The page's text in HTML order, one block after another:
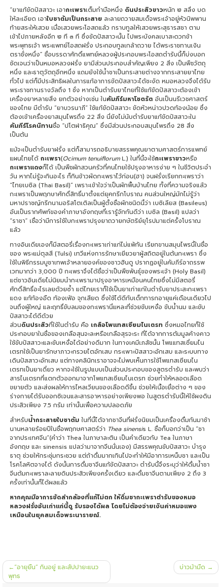
“ยาแก้ขัดปัสสาวะ เอากะเพราเต็มกำมือหนึ่ง ดินประสิวขาวหนัก ๒ สลึง บด
ให้ละเอียด เอาใบชาต้มเป็นกระสาย ละลายถวายสมเด็จพระเจ้าอยู่หัวนิพพาน
ท้ายสระให้เสวย เมื่อเสวยพระโอสถแล้ว กราบทูลให้เสวยพระสุธารสชา ตาม
เข้าไปภายหลังอีก ๒ ที ๓ ที ซึ่งขัดปัสสาวะนั้น ไปพระบังคลเบาสะดวกข้า
พระพุทธเจ้า พระแพทย์โอสถฝรั่ง ประกอบทูลเกล้าถวาย ได้พระราชทานเงิน
ตราชั่งหนึ่ง” ชื่อบรรดาศักดิ์แพทย์หลวงผู้ประกอบพระโอสถตำรับนี้ก็บ่งบอก
ชัดเจนว่าเป็นหมอหลวงฝรั่ง ยามีส่วนประกอบสำคัญเพียง 2 สิ่ง เป็นพืชวัตถุ
หนึ่ง และธาตุวัตถุอีกหนึ่ง แถมยังใช้น้ำชาเป็นกระสายต่างจากกระสายยาไทย
ทั่วไป แต่ก็มีประสิทธิผลในการแก้อาการขัดปัสสาวะได้ชะงัด หมอหลวงจึงได้รับ
พระราชทานรางวัลถึง 1 ชั่ง หากเป็นตำรับยาไทยที่ใช้แก้ขัดปัสสาวะต้องเข้า
เครื่องยาหลายสิ่ง ยกตัวอย่างเช่น ในคัมภีร์มหาโชตรัต อันเป็นนรีเวชศาสตร์
ของไทย มีตำรับ “ยาบวรนาภี” ใช้แก้ขัดปัสสาวะ ขัดหัวหน่าวปวดท้องน้อย ซึ่ง
ต้องเข้าเครื่องยาสมุนไพรถึง 22 สิ่ง นี่ยังไม่นับตำรับยาแก้ขัดปัสสาวะใน
คัมภีร์โรคนิทานชื่อ “ปโตฬาธิคุณ” ซึ่งมีส่วนประกอบสมุนไพรถึง 28 สิ่ง
เป็นต้น
แม้จะเป็นตำรับยาฝรั่ง แต่ก็สามารถอธิบายสรรพคุณยาตามศาสตร์การแพทย์
แผนไทยได้ กะเพรา(Ocimum tenuiflorumL.) ในที่นี้จะใช้กะเพราขาวหรือ
กะเพราแดงก็ได้ เป็นพืชผักสวนครัวที่คนไทยใช้ปรุงอาหารง่าย ๆ ในชีวิตประจำ
วัน หากไม่รู้จะกินอะไร ก็กินข้าวผัดกะเพราไว้ก่อน(ฮา) จนฝรั่งเรียกกะเพราว่า
“ไทยเบซิล (Thai Basil)” เพราะเข้าใจว่าเป็นผักพื้นบ้านไทย ทั้งที่ความจริงแล้ว
กะเพราเป็นพฤกษาศักดิ์สิทธิ์มาตั้งแต่ยุคกรีกโบราณ คนส่วนใหญ่มักไม่รู้ว่า
มหาปราชญ์กรีกนามอริสโตเติลเป็นผู้ตั้งชื่อผักชนิดนี้ว่า เบซิเลียส (Basileus)
อันเป็นรากศัพท์ของคำภาษาอังกฤษที่เรารู้จักกันดีว่า เบซิล (Basil) แปลว่า
“ราชา” เชื่อว่ามีการใช้ใบกะเพราปรุงยาถวายกษัตริย์ยุโรปมาแต่ครั้งโบราณ
แล้ว
ทางอินเดียเองก็มีสตอรี่เรื่องกะเพราเก่าแก่ไม่แพ้กัน เรียกขานสมุนไพรนี้ในชื่อ
ของ พระแม่ตุลสี (Tulsi) เทวีแห่งการรักษาเยียวยาผู้สถิตอยู่ในต้นกะเพรา ซึ่ง
ใช้ในพิธีกรรมบูชาเทพเจ้าหลายองค์ของชาวฮินดู ปรากฏอยู่ในคัมภีร์อาถรรพ
เวทมากว่า 3,000 ปี กะเพราจึงได้ชื่อว่าเป็นพืชพันธุ์ของพระเจ้า (Holy Basil)
แต่ชาวอินเดียไม่นิยมนำกะเพรามาปรุงอาหารเหมือนคนไทยซึ่งไม่มีสตอรี่
ศักดิ์สิทธิ์อะไรเลยด้วยซ้ำ แต่ไทยเราก็ใช้เป็นยาเก่าแก่ในตำรับยาประสะกะเพรา
แดง แก้ท้องอืด ท้องเฟ้อ จุกเสียด ซึ่งใช้ได้ดีกับเด็กทารกอายุแค่เดือนเดียวไป
จนถึงผู้ใหญ่ และฤทธิ์ขับลมของกะเพรานี่แหละที่ช่วยขับเหงื่อ ขับน้ำนม และขับ
ปัสสาวะได้ดีด้วย
ส่วนดินประสิวที่ใช้ในตำรับ คือ เกลือโพแทสเซียมไนเตรท ซึ่งหมอไทยก็ใช้
ประกอบยาในชื่อของเกลือสุนจะละหรือเกลือสุรจะระ ที่ได้จากการต้มมูลค้างคาว
ใช้ขับปัสสาวะและขับเหงื่อได้อย่างดีมาก ในทางเคมีเภสัชนั้น โพแแทสเซี่ยมไน
เตรทใช้เป็นยารักษาภาวะกรวยไตอักเสบ กระเพาะปัสสาวะอักเสบ และระบบทาง
เดินปัสสาวะอักเสบ แต่ทางคลินิกเราอาจจะไม่พบเห็นการใช้โพแทสเซียมไน
เตรทเป็นยาเดี่ยว หากจะใช้ในรูปแบบเป็นส่วนประกอบของสูตรตำรับ และพบว่า
สารไนเตรทที่แตกตัวออกมาจากโพแทสเซียมไนเตรท ช่วยทำให้หลอดเลือด
ขยายตัว และส่งผลให้การไหลเวียนของเลือดดีขึ้น ช่วยให้เนื้อเยื่อต่าง ๆ ของ
ร่างกายได้รับออกซิเจนและสารอาหารอย่างเพียงพอ ในสูตรตำรับนี้ให้ใช้ผงดิน
ประสิวเพียง 7.5 กรัม เท่านั้นเพื่อความปลอดภัย
สำหรับน้ำกระสายใบชาต้ม ในที่นี้ได้จากชาจีนที่ฝรั่งนิยมเป็นเครื่องดื่มกันมาช้า
นานหลายร้อยปีในชื่อพฤกษศาสตร์ว่า Thea sinensis L. ชื่อก็บอกว่าเป็น “ชา
จากประเทศจีน”(คำว่า Thea ในภาษาละติน เป็นคำเดียวกับ Tea ในภาษา
อังกฤษ และ sinensis แปลว่ามาจากจีนนั่นเอง) มีสรรพคุณขับปัสสาวะ บำรุง
ธาตุ ช่วยให้กระชุ่มกระชวย แต่ถ้าดื่มมากเกินไปจะทำให้มีอาการเหน็บชา และเป็น
โรคโลหิตจางได้ ดังนั้นการดื่มชาจีนแก้ขัดปัสสาวะ ตำรับนี้จึงระบุว่าให้ดื่มน้ำชา
จีนต้มกะเพราละลายดินประสิวเพียงครั้งเดียว และดื่มชาจีนตามเพียง 2 ถึง 3
ครั้งเท่านั้นก็ได้ผลแล้ว
หากคุณมีอาการขัดลำกล้องที่แก้ไม่ตก ให้ดื่มชากะเพราตำรับของหมอ
หลวงฝรั่งอันเก่าแก่นี้ดู รับรองได้ผล โดยไม่ต้องจ่ายเงินค่าหมอแพง
เหมือนในยุคสมเด็จพระนารายณ์.
แนะแนว
เรื่อง
“อายุยืน” กินอยู่ และสัปปายะแนว
พุทธ
บ่าวม้ามืด